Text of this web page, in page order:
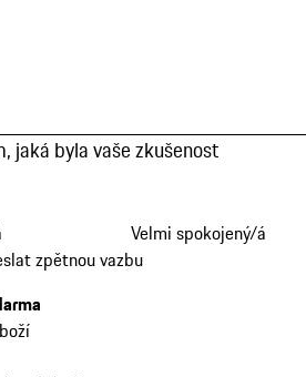
jaká byla vaše zkušenost
Velmi spokojený/á
zpětnou vazbu